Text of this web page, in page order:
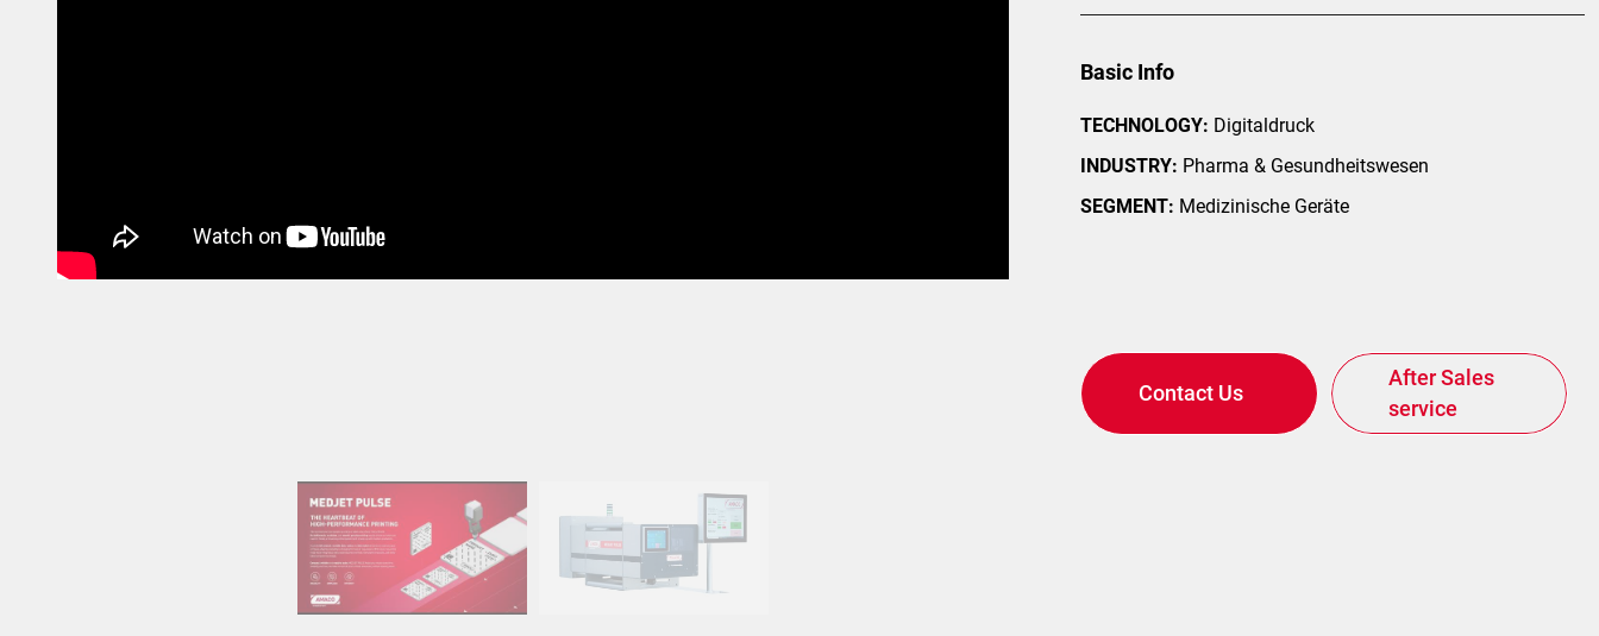
Das Coesia-Netzwerk treibt AMACO an.
Rufen Sie unseren Kundensupport an
Basic Info
TECHNOLOGY: Digitaldruck
INDUSTRY: Pharma & Gesundheitswesen
SEGMENT: Medizinische Geräte
Contact Us
After Sales
service